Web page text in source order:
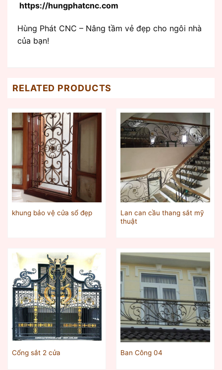
https://hungphatcnc.com
Hùng Phát CNC – Nâng tầm vẻ đẹp cho ngôi nhà
của bạn!
RELATED PRODUCTS
khung bảo vệ cửa sổ đẹp
Lan can cầu thang sắt mỹ
thuật
Cổng sắt 2 cửa Ban Công 04